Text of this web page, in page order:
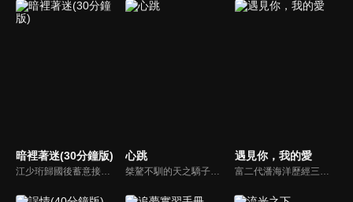
暗裡著迷(30分鐘版) 心跳
桀驁不馴的天之驕子「顧譯」和看似柔弱乖順的小白花「喬淨」，兩人秘密交往三年，白天是老闆和秘書，晚上是地下情人，但其實顧家早與白家定下娃娃親，喬淨毅然決然在他們訂婚當天離開南城回老家，顧譯以為喬淨提分手只是單純鬧脾氣，於是他用盡各種辦法挽留，殊不知喬淨的接近都是另有目的...
遇見你，我的愛